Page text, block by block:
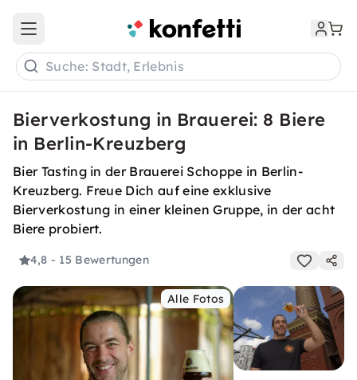
Open main menu
Suche: Stadt, Erlebnis
Bierverkostung in Brauerei: 8 Biere
in Berlin-Kreuzberg
Bier Tasting in der Brauerei Schoppe in Berlin-
Kreuzberg. Freue Dich auf eine exklusive
Bierverkostung in einer kleinen Gruppe, in der acht
Biere probiert.
4,8 - 15 Bewertungen
Alle Fotos